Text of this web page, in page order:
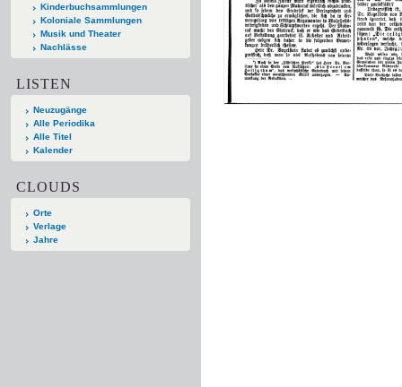
Kinderbuchsammlungen
Koloniale Sammlungen
Musik und Theater
Nachlässe
LISTEN
Neuzugänge
Alle Periodika
Alle Titel
Kalender
CLOUDS
Orte
Verlage
Jahre